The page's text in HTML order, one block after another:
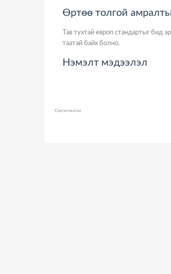
Өртөө толгой
Тав тухтай европ стандартыг бид
таатай байх болно.
Нэмэлт мэдээлэл
Сурталчилгаа